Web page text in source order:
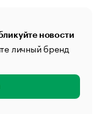
новости
личный бренд